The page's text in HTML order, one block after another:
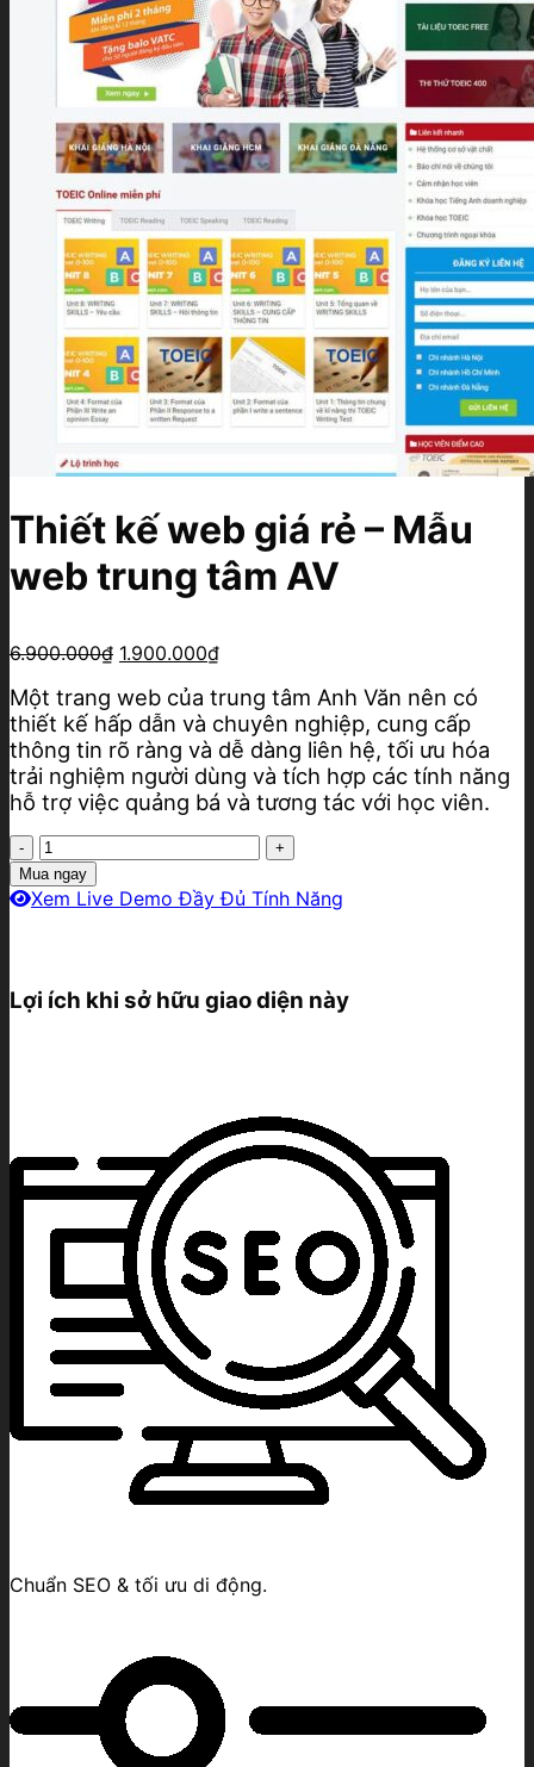
Thiết kế web giá rẻ – Mẫu
web trung tâm AV
6.900.000₫ Giá
là:
6.900.000₫.
1.900.000₫Giá
tại
là:
1.900.000₫.
Một trang web của trung tâm Anh Văn nên có
thiết kế hấp dẫn và chuyên nghiệp, cung cấp
thông tin rõ ràng và dễ dàng liên hệ, tối ưu hóa
trải nghiệm người dùng và tích hợp các tính năng
hỗ trợ việc quảng bá và tương tác với học viên.
Thiết
kế
web
Mẫu
web
Mua ngay
Xem Live Demo Đầy Đủ Tính Năng
Lợi ích khi sở hữu giao diện này
Chuẩn SEO & tối ưu di động.